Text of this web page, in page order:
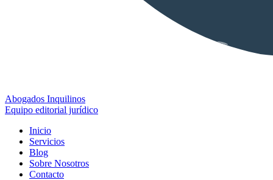
Abogados Inquilinos
Equipo editorial jurídico
Inicio
Servicios
Blog
Sobre Nosotros
Contacto